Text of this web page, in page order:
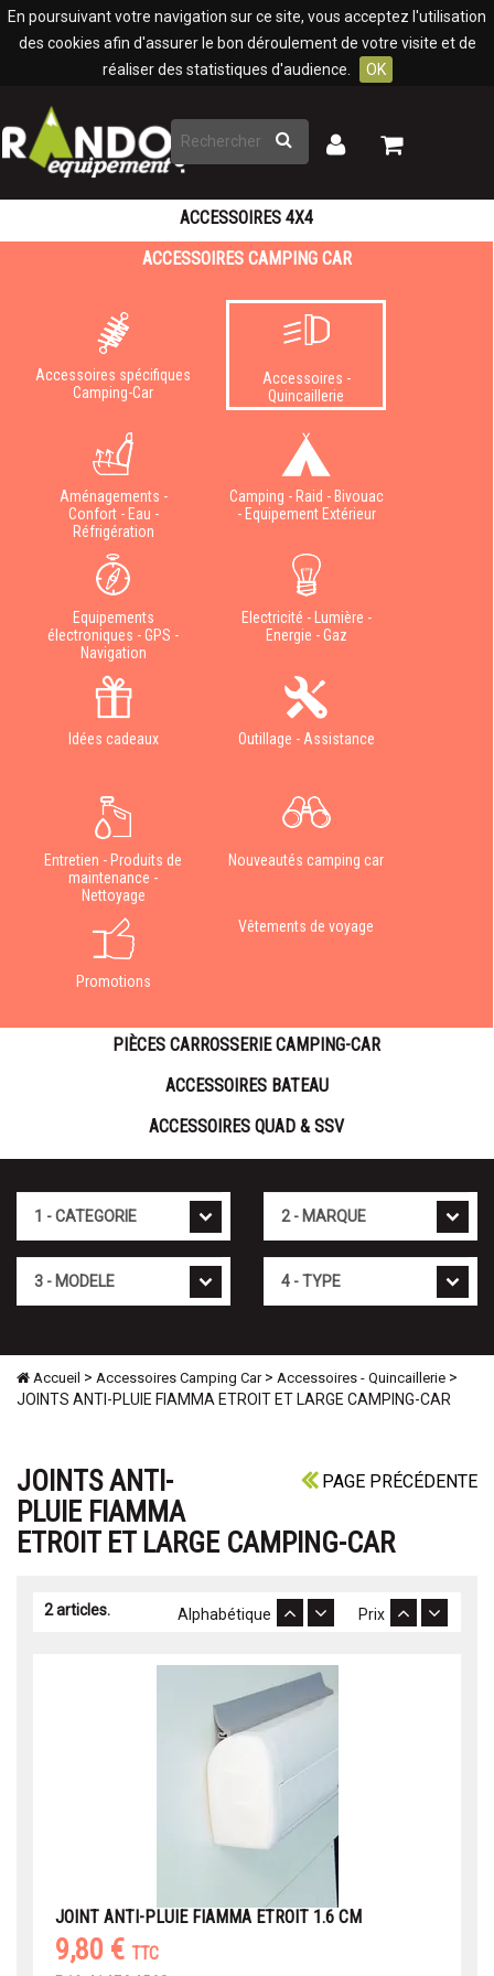
En poursuivant votre navigation sur ce site, vous acceptez l'utilisation
des cookies afin d'assurer le bon déroulement de votre visite et de
réaliser des statistiques d'audience.
OK
Rechercher
Mon
Mon
ACCESSOIRES 4X4
ACCESSOIRES CAMPING CAR
Accessoires spécifiques
Camping-Car
Accessoires -
Quincaillerie
Aménagements -
Confort - Eau -
Réfrigération
Camping - Raid - Bivouac
- Equipement Extérieur
Equipements
électroniques - GPS -
Navigation
Electricité - Lumière -
Energie - Gaz
Idées cadeaux Outillage - Assistance
Entretien - Produits de
maintenance -
Nettoyage
Nouveautés camping car
Promotions
Vêtements de voyage
PIÈCES CARROSSERIE CAMPING-CAR
ACCESSOIRES BATEAU
ACCESSOIRES QUAD & SSV
Accueil > Accessoires Camping Car> Accessoires - Quincaillerie >
JOINTS ANTI-PLUIE FIAMMA ETROIT ET LARGE CAMPING-CAR
PAGE PRÉCÉDENTE
JOINTS ANTI-
PLUIE FIAMMA
ETROIT ET LARGE CAMPING-CAR
2 articles. Prix
Alphabétique
JOINT ANTI-PLUIE FIAMMA ETROIT 1.6 CM
9,80 € TTC
Panneau de gestion des cookies